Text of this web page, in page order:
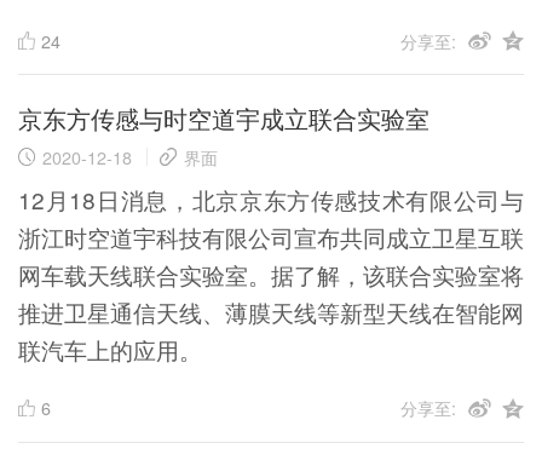
24 分享至:
京东方传感与时空道宇成立联合实验室
2020-12-18 界面
12月18日消息，北京京东方传感技术有限公司与
浙江时空道宇科技有限公司宣布共同成立卫星互联
网车载天线联合实验室。据了解，该联合实验室将
推进卫星通信天线、薄膜天线等新型天线在智能网
联汽车上的应用。
6 分享至: